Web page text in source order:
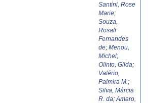
Santini, Rose
Marie;
Souza,
Rosali
Fernandes
de; Menou,
Michel;
Olinto, Gilda;
Valério,
Palmira M. ;
Silva, Márcia
R. da; Amaro,